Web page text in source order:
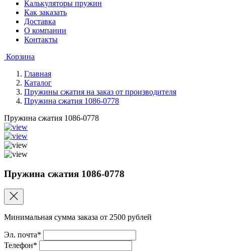
Калькуляторы пружин
Как заказать
Доставка
О компании
Контакты
Корзина
Главная
Каталог
Пружины сжатия на заказ от производителя
Пружина сжатия 1086-0778
Пружина сжатия 1086-0778
Пружина сжатия 1086-0778
Минимальная сумма заказа от 2500 рублей
Эл. почта*
Телефон*